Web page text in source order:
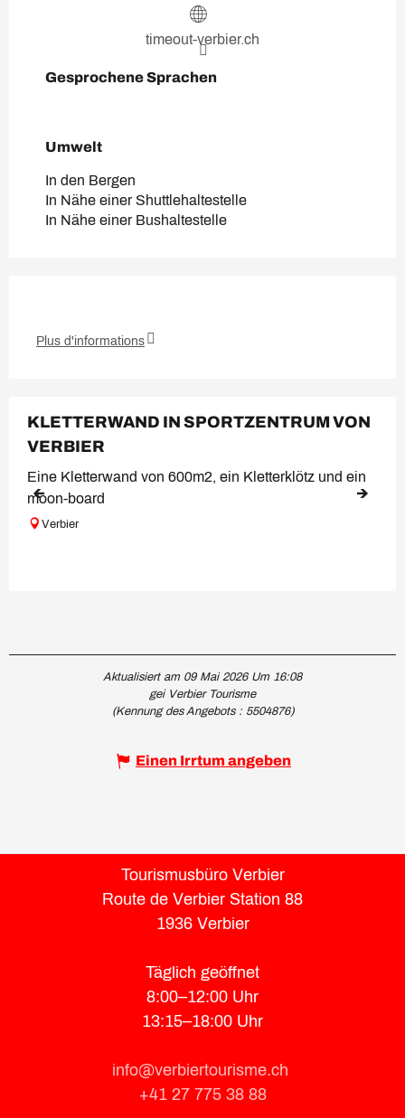
timeout-verbier.ch
Gesprochene Sprachen
Gesprochene Sprachen
Umwelt
Umwelt
In den Bergen
In Nähe einer Shuttlehaltestelle
In Nähe einer Bushaltestelle
Plus d'informations
KLETTERWAND IN SPORTZENTRUM VON
VERBIER
Eine Kletterwand von 600m2, ein Kletterklötz und ein
moon-board
Verbier
Aktualisiert am 09 Mai 2026 Um 16:08
gei Verbier Tourisme
(Kennung des Angebots : 5504876)
Einen Irrtum angeben
Tourismusbüro Verbier
Route de Verbier Station 88
1936 Verbier
Täglich geöffnet
8:00–12:00 Uhr
13:15–18:00 Uhr
info@verbiertourisme.ch
+41 27 775 38 88